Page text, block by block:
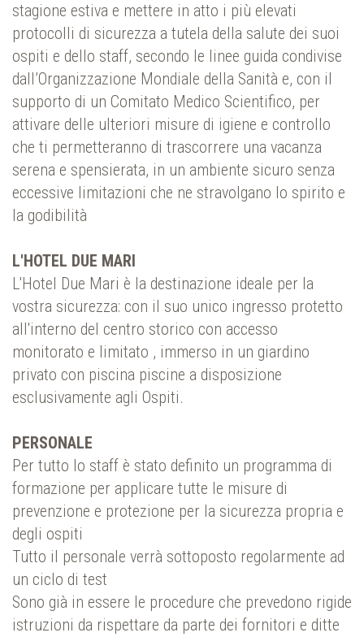
stagione estiva e mettere in atto i più elevati
protocolli di sicurezza a tutela della salute dei suoi
ospiti e dello staff, secondo le linee guida condivise
dall’Organizzazione Mondiale della Sanità e, con il
supporto di un Comitato Medico Scientifico, per
attivare delle ulteriori misure di igiene e controllo
che ti permetteranno di trascorrere una vacanza
serena e spensierata, in un ambiente sicuro senza
eccessive limitazioni che ne stravolgano lo spirito e
la godibilità
L'HOTEL DUE MARI
L'Hotel Due Mari è la destinazione ideale per la
vostra sicurezza: con il suo unico ingresso protetto
all'interno del centro storico con accesso
monitorato e limitato , immerso in un giardino
privato con piscina piscine a disposizione
esclusivamente agli Ospiti.
PERSONALE
Per tutto lo staff è stato definito un programma di
formazione per applicare tutte le misure di
prevenzione e protezione per la sicurezza propria e
degli ospiti
Tutto il personale verrà sottoposto regolarmente ad
un ciclo di test
Sono già in essere le procedure che prevedono rigide
istruzioni da rispettare da parte dei fornitori e ditte